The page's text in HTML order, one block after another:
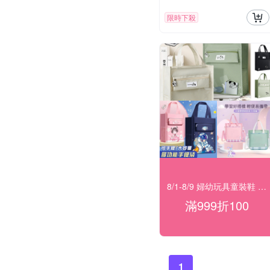
限時下殺
8/1-8/9 婦幼玩具童裝鞋 指定品滿999折100
滿999折100
1